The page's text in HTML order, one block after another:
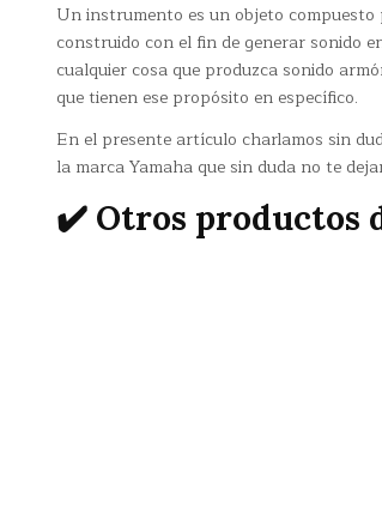
Un instrumento es un objeto
construido con el fin de generar sonido
cualquier cosa que produzca sonido
que tienen ese propósito en específico.
En el presente artículo charlamos sin
la marca Yamaha que sin duda no te
✔️ Otros productos